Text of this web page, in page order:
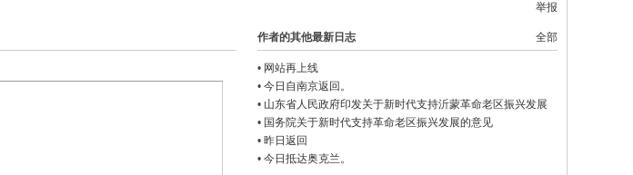
举报
全部
作者的其他最新日志
• 网站再上线
•今日自南京返回。
• 山东省人民政府印发关于新时代支持沂蒙革命老区振兴发展
的实施方案的通知
• 国务院关于新时代支持革命老区振兴发展的意见
•昨日返回
•今日抵达奥克兰。